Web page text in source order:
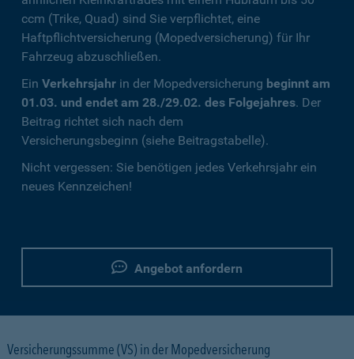
ccm (Trike, Quad) sind Sie verpflichtet, eine
Haftpflichtversicherung (Mopedversicherung) für Ihr
Fahrzeug abzuschließen.
Ein Verkehrsjahr in der Mopedversicherung beginnt am
01.03. und endet am 28./29.02. des Folgejahres. Der
Beitrag richtet sich nach dem
Versicherungsbeginn (siehe Beitragstabelle).
Nicht vergessen: Sie benötigen jedes Verkehrsjahr ein
neues Kennzeichen!
Angebot anfordern
Versicherungssumme (VS) in der Mopedversicherung